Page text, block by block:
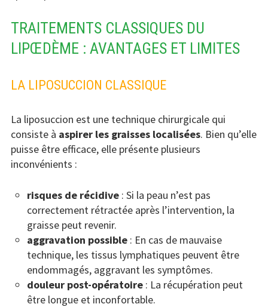
TRAITEMENTS CLASSIQUES DU
LIPŒDÈME : AVANTAGES ET LIMITES
LA LIPOSUCCION CLASSIQUE
La liposuccion est une technique chirurgicale qui
consiste à aspirer les graisses localisées. Bien qu’elle
puisse être efficace, elle présente plusieurs
inconvénients :
risques de récidive: Si la peau n’est pas
correctement rétractée après l’intervention, la
graisse peut revenir.
aggravation possible: En cas de mauvaise
technique, les tissus lymphatiques peuvent être
endommagés, aggravant les symptômes.
douleur post-opératoire: La récupération peut
être longue et inconfortable.